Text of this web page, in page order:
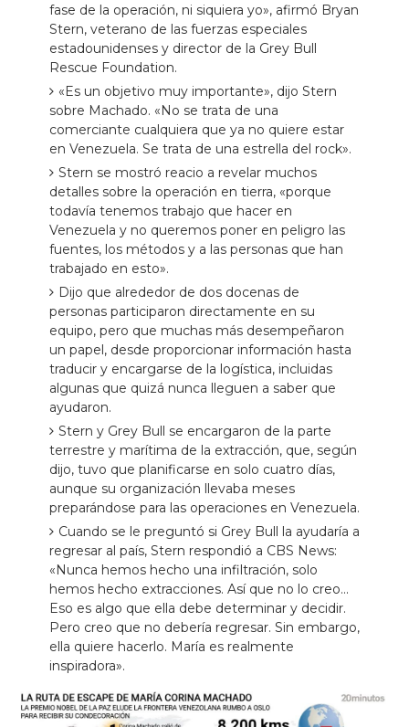
fase de la operación, ni siquiera yo», afirmó Bryan
Stern, veterano de las fuerzas especiales
estadounidenses y director de la Grey Bull
Rescue Foundation.
«Es un objetivo muy importante», dijo Stern
sobre Machado. «No se trata de una
comerciante cualquiera que ya no quiere estar
en Venezuela. Se trata de una estrella del rock».
Stern se mostró reacio a revelar muchos
detalles sobre la operación en tierra, «porque
todavía tenemos trabajo que hacer en
Venezuela y no queremos poner en peligro las
fuentes, los métodos y a las personas que han
trabajado en esto».
Dijo que alrededor de dos docenas de
personas participaron directamente en su
equipo, pero que muchas más desempeñaron
un papel, desde proporcionar información hasta
traducir y encargarse de la logística, incluidas
algunas que quizá nunca lleguen a saber que
ayudaron.
Stern y Grey Bull se encargaron de la parte
terrestre y marítima de la extracción, que, según
dijo, tuvo que planificarse en solo cuatro días,
aunque su organización llevaba meses
preparándose para las operaciones en Venezuela.
Cuando se le preguntó si Grey Bull la ayudaría a
regresar al país, Stern respondió a CBS News:
«Nunca hemos hecho una infiltración, solo
hemos hecho extracciones. Así que no lo creo...
Eso es algo que ella debe determinar y decidir.
Pero creo que no debería regresar. Sin embargo,
ella quiere hacerlo. María es realmente
inspiradora».